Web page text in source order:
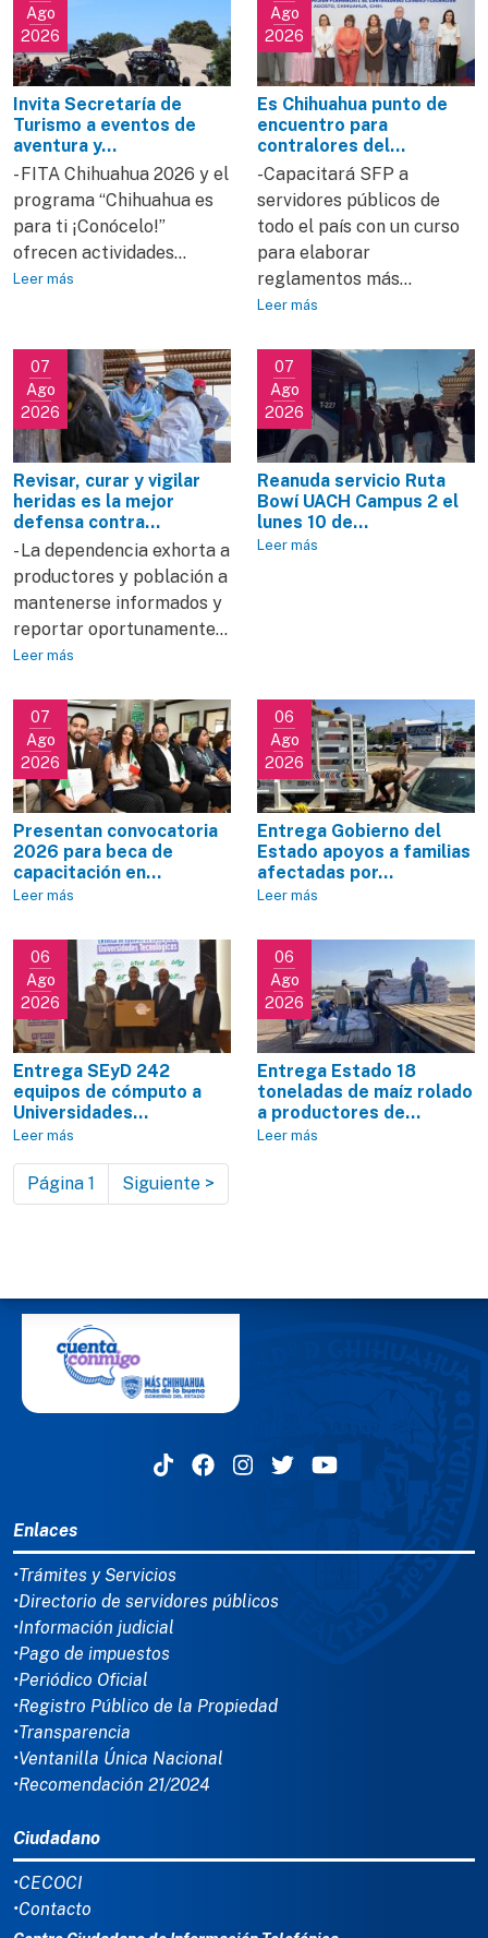
Ago
2026
Invita Secretaría de
Turismo a eventos de
aventura y...
- FITA Chihuahua 2026 y el
programa “Chihuahua es
para ti ¡Conócelo!”
ofrecen actividades...
Leer más
Ago
2026
Es Chihuahua punto de
encuentro para
contralores del...
-Capacitará SFP a
servidores públicos de
todo el país con un curso
para elaborar
reglamentos más...
Leer más
07
Ago
2026
Revisar, curar y vigilar
heridas es la mejor
defensa contra...
- La dependencia exhorta a
productores y población a
mantenerse informados y
reportar oportunamente...
Leer más
07
Ago
2026
Reanuda servicio Ruta
Bowí UACH Campus 2 el
lunes 10 de...
Leer más
07
Ago
2026
Presentan convocatoria
2026 para beca de
capacitación en...
Leer más
06
Ago
2026
Entrega Gobierno del
Estado apoyos a familias
afectadas por...
Leer más
06
Ago
2026
Entrega SEyD 242
equipos de cómputo a
Universidades...
Leer más
06
Ago
2026
Entrega Estado 18
toneladas de maíz rolado
a productores de...
Leer más
Paginación
Página 1 Siguiente página
Siguiente >
Enlaces
•Trámites y Servicios
•Directorio de servidores públicos
•Información judicial
•Pago de impuestos
•Periódico Oficial
•Registro Público de la Propiedad
•Transparencia
•Ventanilla Única Nacional
•Recomendación 21/2024
Ciudadano
•CECOCI
•Contacto